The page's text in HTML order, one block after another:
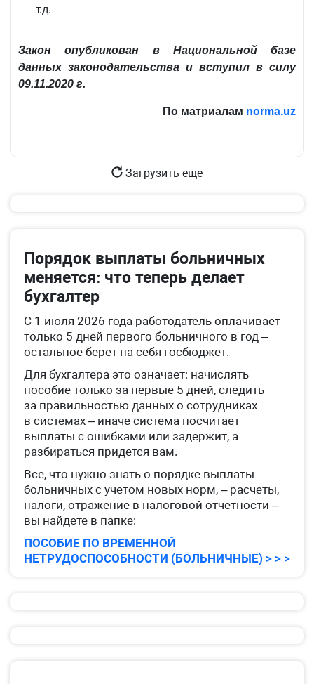
т.д.
Закон опубликован в Национальной базе
данных законодательства и вступил в силу
09.11.2020 г.
По матриалам norma.uz
Загрузить еще
Порядок выплаты больничных
меняется: что теперь делает
бухгалтер
С 1 июля 2026 года работодатель оплачивает
только 5 дней первого больничного в год –
остальное берет на себя госбюджет.
Для бухгалтера это означает: начислять
пособие только за первые 5 дней, следить
за правильностью данных о сотрудниках
в системах – иначе система посчитает
выплаты с ошибками или задержит, а
разбираться придется вам.
Все, что нужно знать о порядке выплаты
больничных с учетом новых норм, – расчеты,
налоги, отражение в налоговой отчетности –
вы найдете в папке:
ПОСОБИЕ ПО ВРЕМЕННОЙ
НЕТРУДОСПОСОБНОСТИ (БОЛЬНИЧНЫЕ) > > >